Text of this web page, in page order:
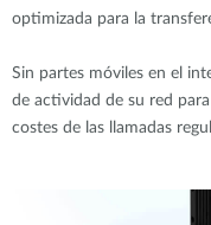
optimizada para la
Sin partes móviles en el
de actividad de su red
costes de las llamadas